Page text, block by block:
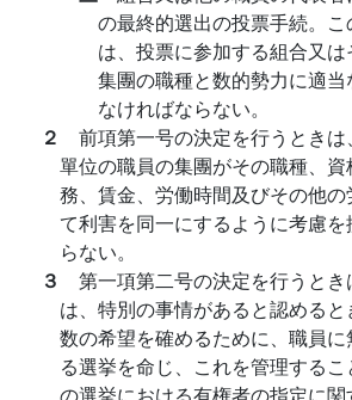
の最終的選出の投票手続。
は、投票に参加する組合又
集團の職種と数的勢力に適
なければならない。
２ 前項第一号の決定を行うときは
單位の職員の集團がその職種、
務、賃金、労働時間及びその他
て利害を同一にするように考慮
らない。
３ 第一項第二号の決定を行うと
は、特別の事情があると認める
数の希望を確めるために、職員に
る選挙を命じ、これを管理するこ